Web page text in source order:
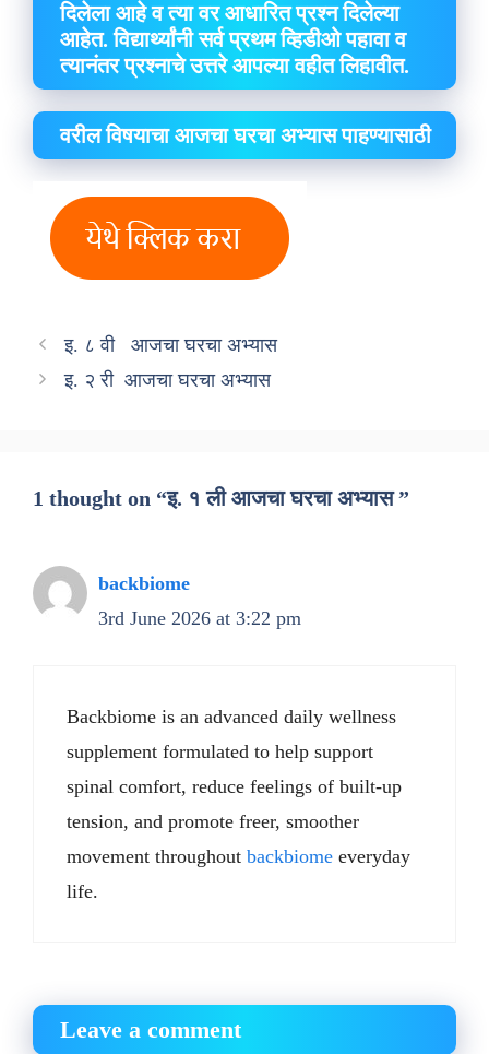
दिलेला आहे व त्या वर आधारित प्रश्न दिलेल्या
आहेत. विद्यार्थ्यांनी सर्व प्रथम व्हिडीओ पहावा व
त्यानंतर प्रश्नाचे उत्तरे आपल्या वहीत लिहावीत.
वरील विषयाचा आजचा घरचा अभ्यास पाहण्यासाठी
इ. ८ वी आजचा घरचा अभ्यास
इ. २ री आजचा घरचा अभ्यास
1 thought on “इ. १ ली आजचा घरचा अभ्यास ”
backbiome
3rd June 2026 at 3:22 pm
Backbiome is an advanced daily wellness
supplement formulated to help support
spinal comfort, reduce feelings of built-up
tension, and promote freer, smoother
movement throughout backbiome everyday
life.
Leave a comment